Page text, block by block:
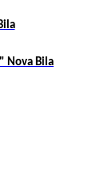
Nova Bila